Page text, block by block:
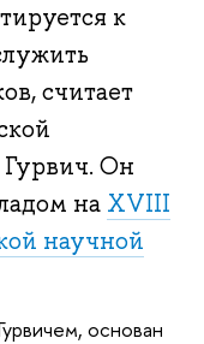
к
считает
Он
на XVIII
научной
основан